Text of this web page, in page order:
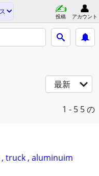
投稿 アカウント
最新
1 - 5 5 の
, truck , aluminuim